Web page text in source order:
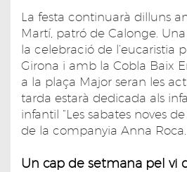
La festa continuarà dilluns
Martí, patró de Calonge.
la celebració de l’eucaristia
Girona i amb la Cobla Baix
a la plaça Major seran les
tarda estarà dedicada als
infantil “Les sabates noves
de la companyia Anna Roca.
Un cap de setmana pel vi